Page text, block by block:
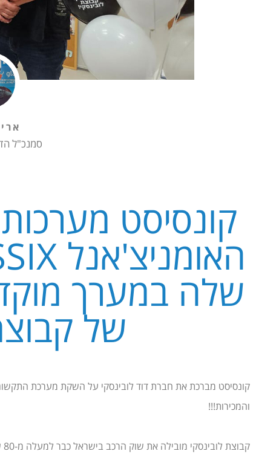
סמנכ"ל
קונסיסט
שלה במערך
של
קונסיסט מברכת את חברת דוד לובינסקי על השקת מערכת
והמכירות!!!